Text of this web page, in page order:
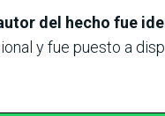
del hecho fue
y fue puesto a